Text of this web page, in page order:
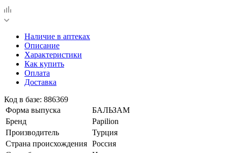
Наличие в аптеках
Описание
Характеристики
Как купить
Оплата
Доставка
Код в базе: 886369
Форма выпуска
БАЛЬЗАМ
Бренд
Papilion
Производитель
Турция
Страна происхождения Россия